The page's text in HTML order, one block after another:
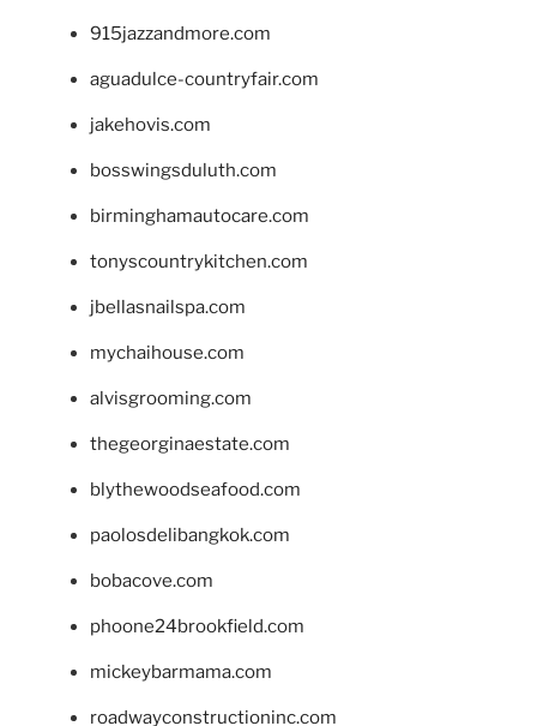
915jazzandmore.com
aguadulce-countryfair.com
jakehovis.com
bosswingsduluth.com
birminghamautocare.com
tonyscountrykitchen.com
jbellasnailspa.com
mychaihouse.com
alvisgrooming.com
thegeorginaestate.com
blythewoodseafood.com
paolosdelibangkok.com
bobacove.com
phoone24brookfield.com
mickeybarmama.com
roadwayconstructioninc.com